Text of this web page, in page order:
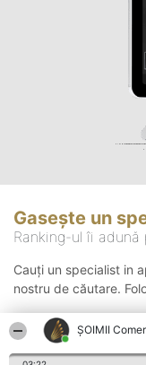
ȘOIMII
Gasește un
Ranking-ul îi
Cauți un specialist in
nostru de căutare.